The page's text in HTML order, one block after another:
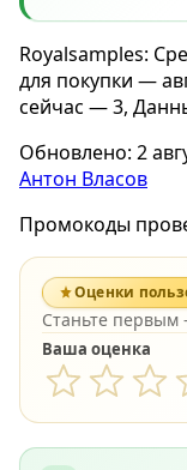
Royalsamples:
для покупки —
сейчас — 3,
Обновлено: 2
Антон Власов
Промокоды
Оценки
Станьте первым
Ваша оценка